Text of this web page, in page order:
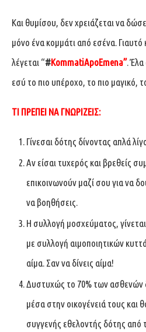
Και θυμίσου, δεν χρειάζεται να
μόνο ένα κομμάτι από εσένα. Γιαυτό
λέγεται “#KommatiApoEmena”. Έλα
εσύ το πιο υπέροχο, το πιο μαγικό,
ΤΙ ΠΡΕΠΕΙ ΝΑ ΓΝΩΡΙΖΕΙΣ:
Γίνεσαι δότης δίνοντας απλά
Αν είσαι τυχερός και βρεθείς
επικοινωνούν μαζί σου για να
να βοηθήσεις.
Η συλλογή μοσχεύματος,
με συλλογή αιμοποιητικών
αίμα. Σαν να δίνεις αίμα!
Δυστυχώς το 70% των ασθενών
μέσα στην οικογένειά τους και
συγγενής εθελοντής δότης από